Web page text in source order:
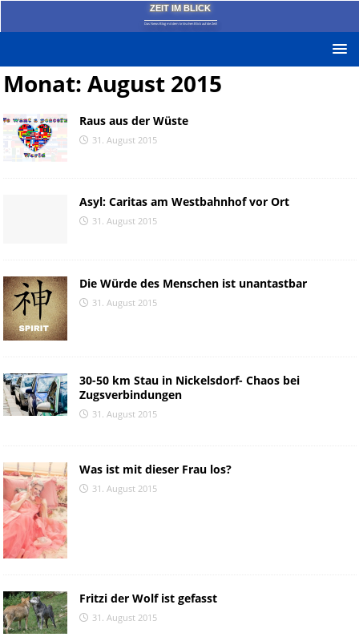
ZEIT IM BLICK
Das News-Blog mit dem kritischen Blick auf die Zeit!
Monat: August 2015
Raus aus der Wüste
31. August 2015
Asyl: Caritas am Westbahnhof vor Ort
31. August 2015
Die Würde des Menschen ist unantastbar
31. August 2015
30-50 km Stau in Nickelsdorf- Chaos bei
Zugsverbindungen
31. August 2015
Was ist mit dieser Frau los?
31. August 2015
Fritzi der Wolf ist gefasst
31. August 2015